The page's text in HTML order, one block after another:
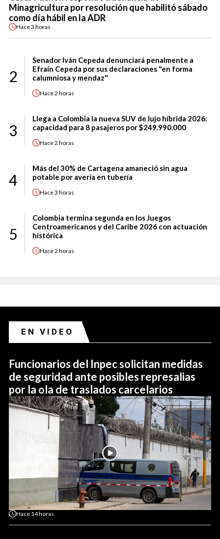
Minagricultura por resolución que habilitó sábado
como día hábil en la ADR
Hace3 horas
2
Senador Iván Cepeda denunciará penalmente a
Efraín Cepeda por sus declaraciones "en forma
calumniosa y mendaz"
Hace2 horas
3
Llega a Colombia la nueva SUV de lujo híbrida 2026:
capacidad para 8 pasajeros por $249.990.000
Hace2 horas
4
Más del 30% de Cartagena amaneció sin agua
potable por avería en tubería
Hace3 horas
5
Colombia termina segunda en los Juegos
Centroamericanos y del Caribe 2026 con actuación
histórica
Hace2 horas
EN VIDEO
Funcionarios del Inpec solicitan medidas
de seguridad ante posibles represalias
por la ola de traslados carcelarios
Hace 14 horas